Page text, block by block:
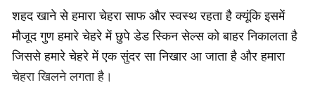
शहद खाने से हमारा चेहरा साफ और स्वस्थ रहता है क्यूंकि इसमें
मौजूद गुण हमारे चेहरे में छुपे डेड स्किन सेल्स को बाहर निकालता है
जिससे हमारे चेहरे में एक सुंदर सा निखार आ जाता है और हमारा
चेहरा खिलने लगता है।